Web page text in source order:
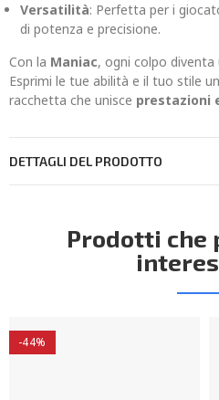
Versatilità: Perfetta per i
di potenza e precisione.
Con la Maniac, ogni colpo diventa
Esprimi le tue abilità e il tuo stile
racchetta che unisce prestazioni
DETTAGLI DEL PRODOTTO
Prodotti che
-44%